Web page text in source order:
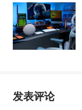
发表评论